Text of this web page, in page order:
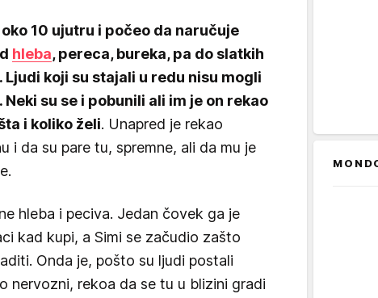
oko 10 ujutru i počeo da naručuje
hleba, pereca, bureka, pa do slatkih
Ljudi koji su stajali u redu nisu mogli
su se i pobunili ali im je on rekao
i koliko želi. Unapred je rekao
i da su pare tu, spremne, ali da mu je
hleba i peciva. Jedan čovek ga je
kad kupi, a Simi se začudio zašto
Onda je, pošto su ljudi postali
nervozni, rekoa da se tu u blizini gradi